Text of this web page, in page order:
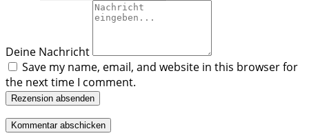
Deine Nachricht
Save my name, email, and website in this browser for
the next time I comment.
Rezension absenden